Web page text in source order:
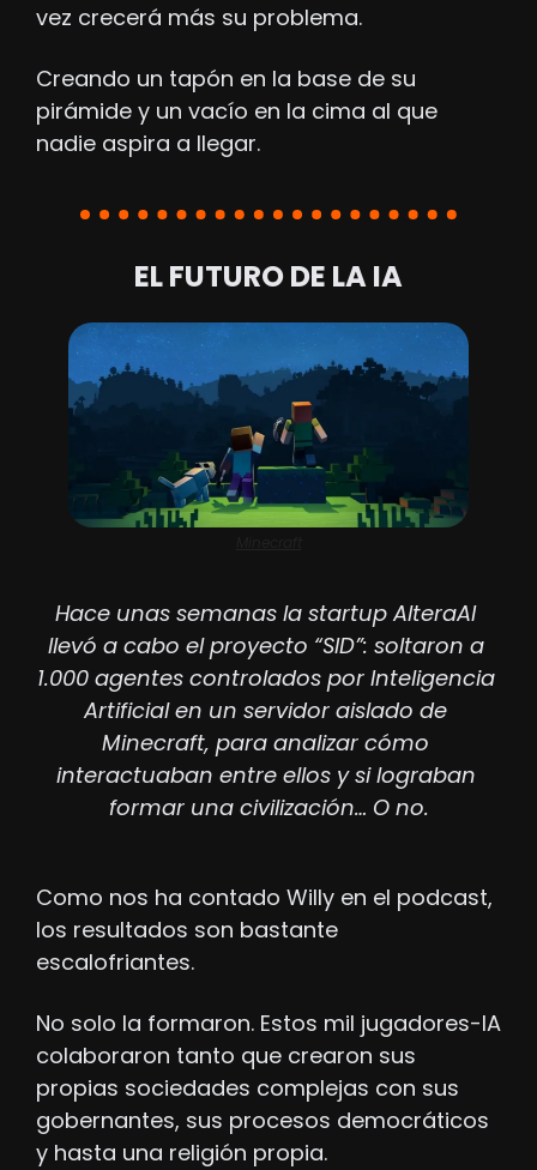
vez crecerá más su problema.
Creando un tapón en la base de su
pirámide y un vacío en la cima al que
nadie aspira a llegar.
EL FUTURO DE LA IA
Hace unas semanas la startup AlteraAI
llevó a cabo el proyecto “SID”: soltaron a
1.000 agentes controlados por Inteligencia
Artificial en un servidor aislado de
Minecraft, para analizar cómo
interactuaban entre ellos y si lograban
formar una civilización… O no.
Como nos ha contado Willy en el podcast,
los resultados son bastante
escalofriantes.
No solo la formaron. Estos mil jugadores-IA
colaboraron tanto que crearon sus
propias sociedades complejas con sus
gobernantes, sus procesos democráticos
y hasta una religión propia.